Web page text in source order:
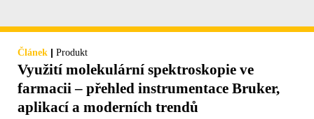
Článek | Produkt
Využití molekulární spektroskopie ve
farmacii – přehled instrumentace Bruker,
aplikací a moderních trendů